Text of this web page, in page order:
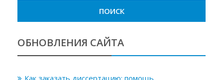
ОБНОВЛЕНИЯ САЙТА